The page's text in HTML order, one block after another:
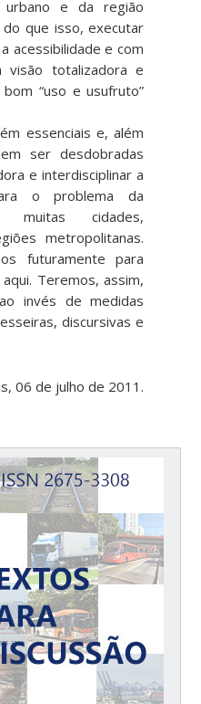
urbano e da região
que isso, executar
acessibilidade e com
visão totalizadora e
“uso e usufruto”
essenciais e, além
ser desdobradas
e interdisciplinar a
o problema da
muitas cidades,
metropolitanas.
futuramente para
Teremos, assim,
invés de medidas
discursivas e
06 de julho de 2011.